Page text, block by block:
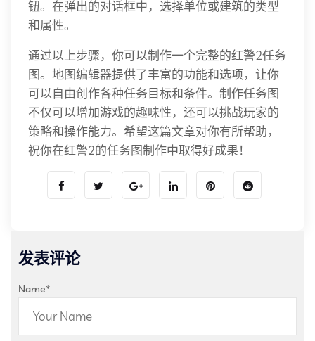
钮。在弹出的对话框中，选择单位或建筑的类型
和属性。
通过以上步骤，你可以制作一个完整的红警2任务
图。地图编辑器提供了丰富的功能和选项，让你
可以自由创作各种任务目标和条件。制作任务图
不仅可以增加游戏的趣味性，还可以挑战玩家的
策略和操作能力。希望这篇文章对你有所帮助，
祝你在红警2的任务图制作中取得好成果！
发表评论
Name*